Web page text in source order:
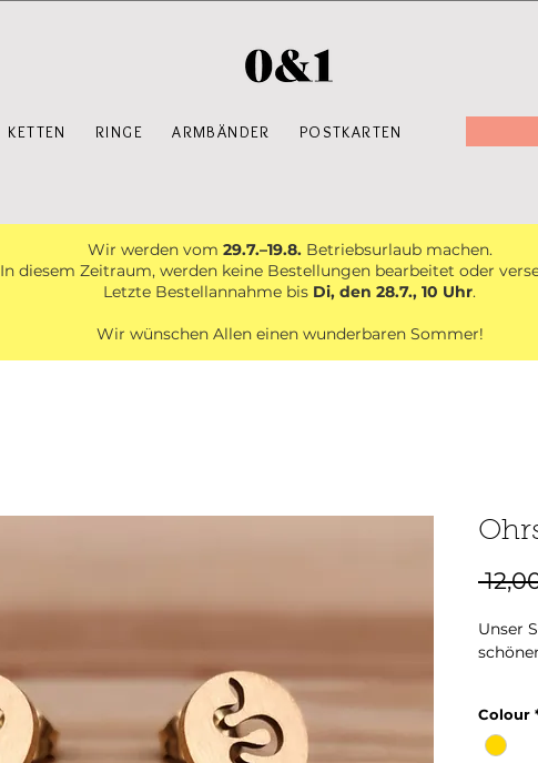
KETTEN RINGE ARMBÄNDER POSTKARTEN
Wir werden vom 29.7.–19.8.Betriebsurlaub machen.
In diesem Zeitraum, werden keine Bestellungen bearbeitet oder
Letzte Bestellannahme bis Di, den 28.7., 10 Uhr.
Wir wünschen Allen einen wunderbaren Sommer!
Unser
Die
Colour